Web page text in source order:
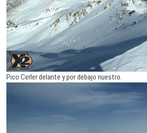
Pico Cerler delante y por debajo nuestro.